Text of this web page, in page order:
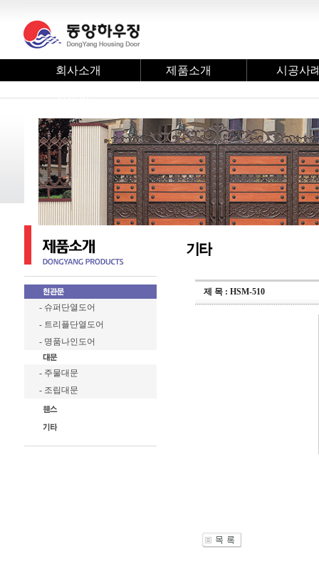
회사소개 제품소개 시공사
자료실
- 슈퍼단열도어
- 트리플단열도어
- 명품나인도어
- 주물대문
- 조립대문
제 목 : HSM-510